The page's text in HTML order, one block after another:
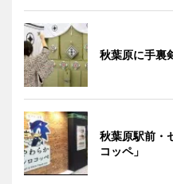
秋葉原に手裏
秋葉原駅前・
コッペ」